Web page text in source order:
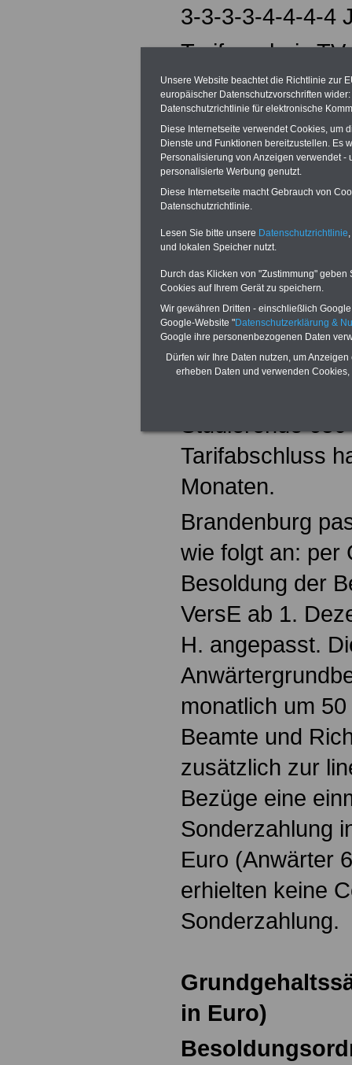
3-3-3-3-4-4-4-4
Tarifergebnis
und 2023
Die Entgelte für
Hessen)
2,8 Prozent
Auszubildende,
Studierende 50
eine steuerfreie
Höhe von 1.300
Studierende
Tarifabschluss
Monaten.
Brandenburg
wie folgt an: per
Besoldung der
VersE ab 1.
H. angepasst.
monatlich um
Beamte und
zusätzlich zur
Bezüge eine
Sonderzahlung
Euro (Anwärter
erhielten keine
Sonderzahlung.
in Euro)
Unsere Website beachtet die Richtlinie zur
europäischer Datenschutzvorschriften
Datenschutzrichtlinie für elektronische
Diese Internetseite verwendet Cookies, um
Dienste und Funktionen bereitzustellen. Es
Personalisierung von Anzeigen verwendet
personalisierte Werbung genutzt.
Diese Internetseite macht Gebrauch von
Datenschutzrichtlinie.
Lesen Sie bitte unsere Datenschutzrichtlinie
und lokalen Speicher nutzt.
Durch das Klicken von "Zustimmung"
Cookies auf Ihrem Gerät zu speichern.
Wir gewähren Dritten - einschließlich
Google-Website "Datenschutzerklärung &
Google ihre personenbezogenen Daten
Dürfen wir Ihre Daten nutzen, um
erheben Daten und verwenden